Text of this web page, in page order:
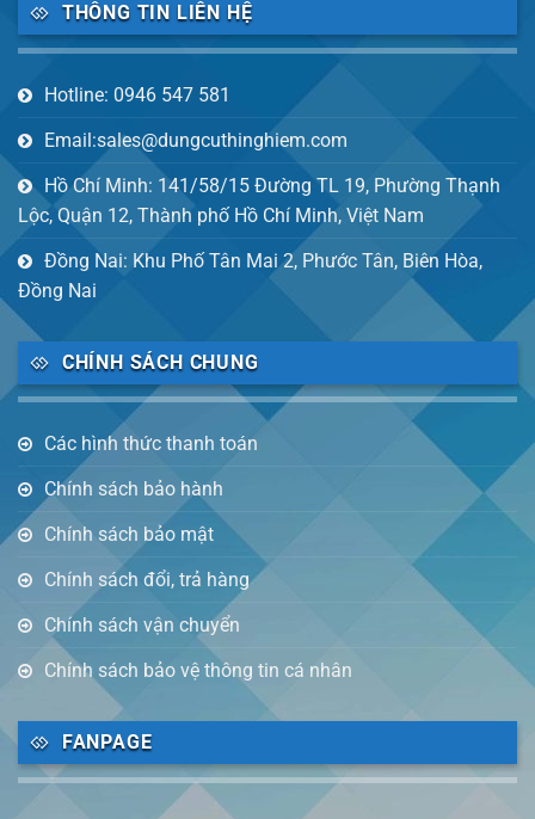
THÔNG TIN LIÊN HỆ
Hotline: 0946 547 581
Email:sales@dungcuthinghiem.com
Hồ Chí Minh: 141/58/15 Đường TL 19, Phường Thạnh
Lộc, Quận 12, Thành phố Hồ Chí Minh, Việt Nam
Đồng Nai: Khu Phố Tân Mai 2, Phước Tân, Biên Hòa,
Đồng Nai
CHÍNH SÁCH CHUNG
Các hình thức thanh toán
Chính sách bảo hành
Chính sách bảo mật
Chính sách đổi, trả hàng
Chính sách vận chuyển
Chính sách bảo vệ thông tin cá nhân
FANPAGE